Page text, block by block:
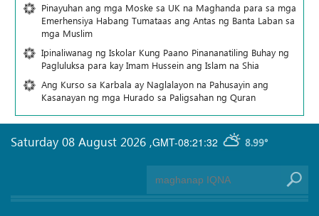
Pinayuhan ang mga Moske sa UK na Maghanda para sa mga
Emerhensiya Habang Tumataas ang Antas ng Banta Laban sa
mga Muslim
Ipinaliwanag ng Iskolar Kung Paano Pinananatiling Buhay ng
Pagluluksa para kay Imam Hussein ang Islam na Shia
Ang Kurso sa Karbala ay Naglalayon na Pahusayin ang
Kasanayan ng mga Hurado sa Paligsahan ng Quran
GMT-08:21:32 8.99°
Saturday 08 August 2026 ,